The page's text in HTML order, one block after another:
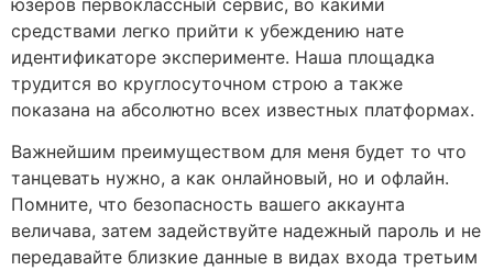
средствами легко прийти к убеждению нате
идентификаторе эксперименте. Наша площадка
трудится во круглосуточном строю а также
показана на абсолютно всех известных платформах.
Важнейшим преимуществом для меня будет то что
танцевать нужно, а как онлайновый, но и офлайн.
Помните, что безопасность вашего аккаунта
величава, затем задействуйте надежный пароль и не
передавайте близкие данные в видах входа третьим